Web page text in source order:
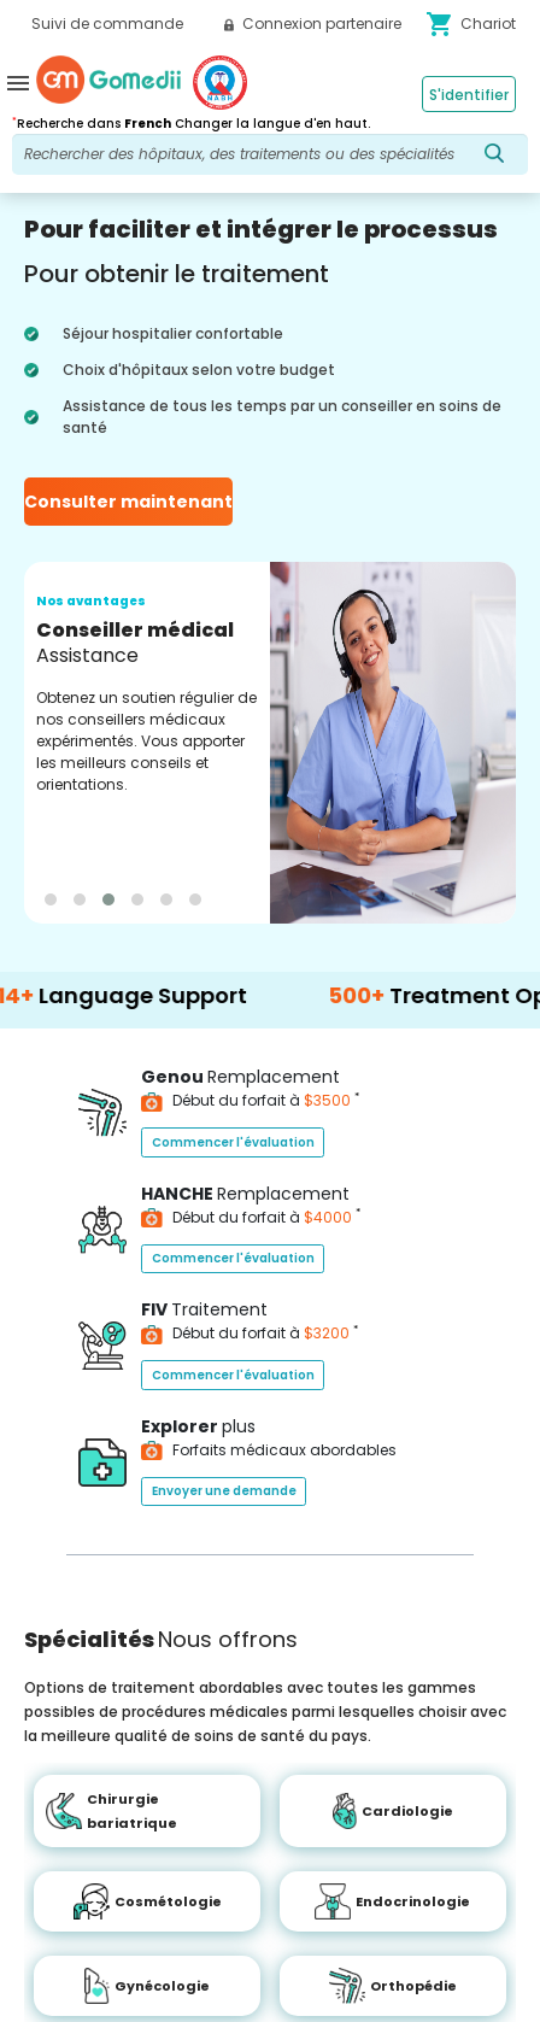
Suivi de commande Connexion partenaire shopping_cart Chariot
*Recherche dans French Changer la langue d'en haut.
S'identifier
menu
Pour faciliter et intégrer le processus
Pour obtenir le traitement
Séjour hospitalier confortable
Choix d'hôpitaux selon votre budget
Assistance de tous les temps par un conseiller en soins de
santé
Consulter maintenant
Nos avantages
Conseiller médical
Assistance
Obtenez un soutien régulier de
nos conseillers médicaux
expérimentés. Vous apporter
les meilleurs conseils et
orientations.
Support 500+ Treatment Options
Genou Remplacement
Début du forfait à $3500 *
Commencer l'évaluation
HANCHE Remplacement
Début du forfait à $4000 *
Commencer l'évaluation
FIV Traitement
Début du forfait à $3200 *
Commencer l'évaluation
Explorer plus
Forfaits médicaux abordables
Envoyer une demande
SpécialitésNous offrons
Options de traitement abordables avec toutes les gammes
possibles de procédures médicales parmi lesquelles choisir avec
la meilleure qualité de soins de santé du pays.
Chirurgie
bariatrique
Cardiologie
Cosmétologie Endocrinologie
Gynécologie Orthopédie